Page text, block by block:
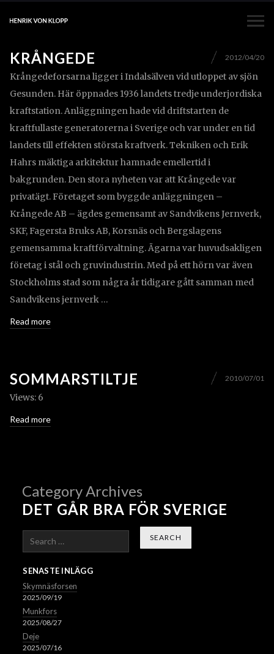
KRÅNGEDE 2012/04/20
Krångedeforsarna ligger i Indalsälven vid utloppet av sjön
Gesunden. Här öppnades 1936 landets tredje underjordiska
kraftstation. Anläggningen hade vid driftstarten de
kraftfullaste generatorerna i Sverige och var under en tid
landets till effekten största kraftverk. Tekniken och Erik
Hahrs mäktiga arkitektur hamnade emellertid i
bakgrunden. Den stora nyheten var att Krångede var
privatägt. Företaget som byggde anläggningen –
Krångede AB – ägdes gemensamt av Sandvikens Jernverk,
SKF, Fagersta Bruks AB, Korsnäs och Bergslagens
gemensamma kraftförvaltning. Ägarna var huvudsakligen
företag i stål och gruvindustrin. Med på ett hörn var även
Stockholms stad som några år tidigare gått samman med
Sandvikens jernverk …
Read more
SOMMARSTILTJE 2010/07/01
Views: 6
Read more
Category Archives
DET GÅR BRA FÖR SVERIGE
Search
SENASTE INLÄGG
Skymnäsforsen
2025/09/19
Munkfors
2025/08/27
Deje
2025/07/16